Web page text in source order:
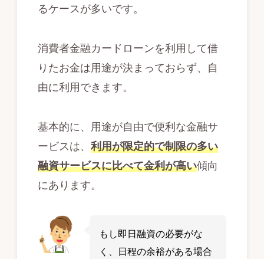
るケースが多いです。
消費者金融カードローンを利用して借
りたお金は用途が決まっておらず、自
由に利用できます。
基本的に、用途が自由で便利な金融サ
ービスは、 利用が限定的で制限の多い
融資サービスに比べて金利が高い傾向
にあります。
もし即日融資の必要がな
く、日程の余裕がある場合